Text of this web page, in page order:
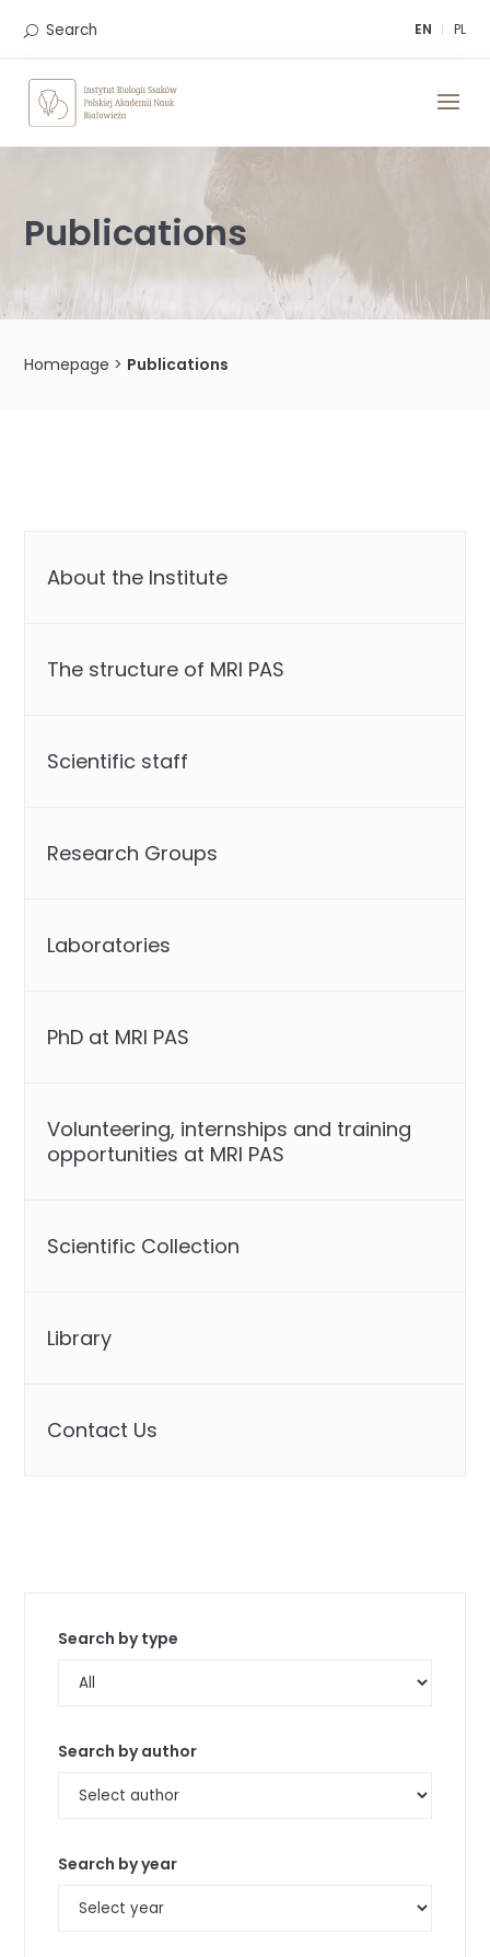
EN PL
Search
Publications
Homepage > Publications
About the Institute
The structure of MRI PAS
Scientific staff
Research Groups
Laboratories
PhD at MRI PAS
Volunteering, internships and training
opportunities at MRI PAS
Scientific Collection
Library
Contact Us
Search by type
Search by author
Search by year